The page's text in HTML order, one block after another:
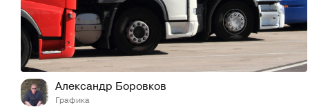
9 687
Александр Боровков
Графика